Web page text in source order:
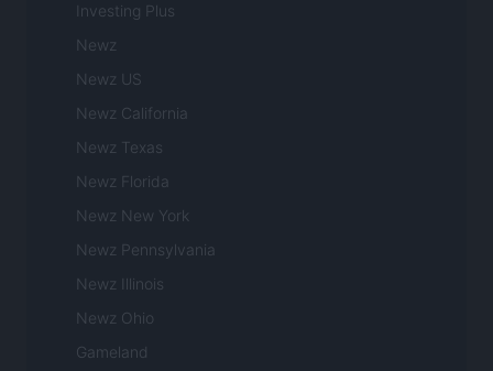
Investing Plus
Newz
Newz US
Newz California
Newz Texas
Newz Florida
Newz New York
Newz Pennsylvania
Newz Illinois
Newz Ohio
Gameland